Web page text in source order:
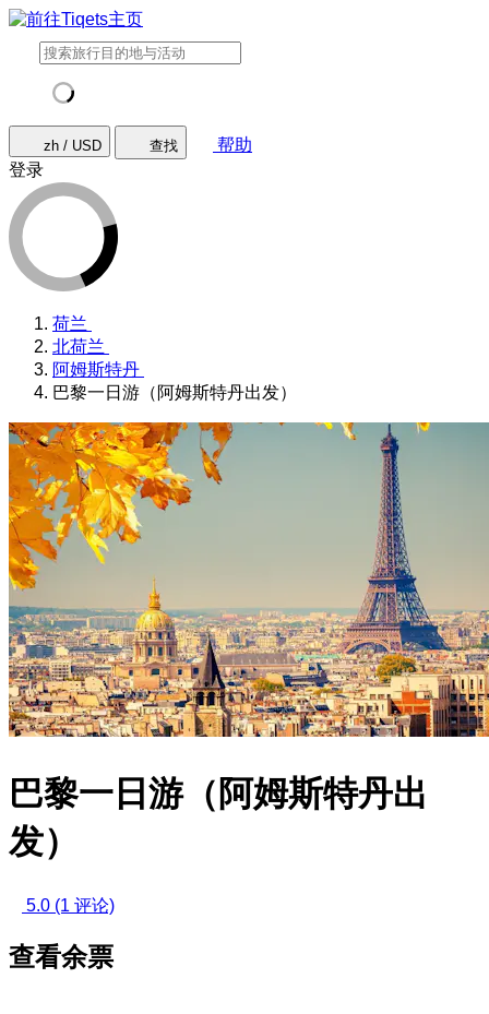
zh / USD 查找
帮助
登录
荷兰
北荷兰
阿姆斯特丹
巴黎一日游（阿姆斯特丹出发）
巴黎一日游（阿姆斯特丹出
发）
5.0 (1 评论)
查看余票